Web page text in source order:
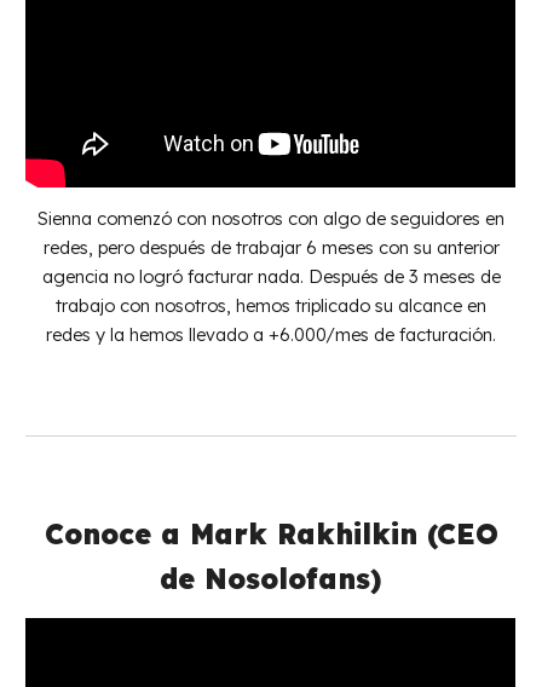
Sienna comenzó con nosotros con algo de seguidores en
redes, pero después de trabajar 6 meses con su anterior
agencia no logró facturar nada. Después de 3 meses de
trabajo con nosotros, hemos triplicado su alcance en
redes y la hemos llevado a +6.000/mes de facturación.
Conoce a Mark Rakhilkin (CEO
de Nosolofans)